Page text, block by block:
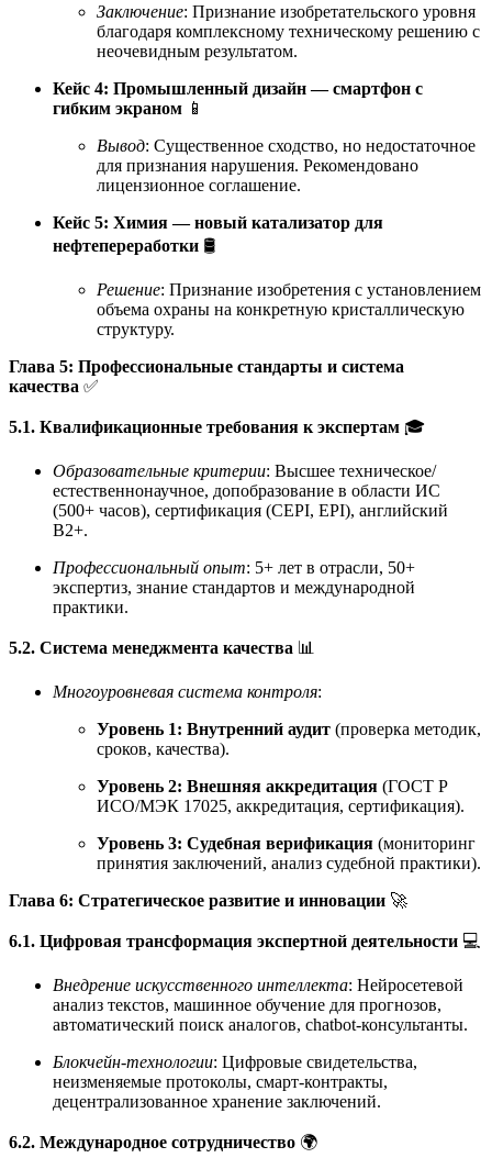
Заключение: Признание изобретательского уровня
благодаря комплексному техническому решению с
неочевидным результатом.
Кейс 4: Промышленный дизайн — смартфон с
гибким экраном 📱
Вывод: Существенное сходство, но недостаточное
для признания нарушения. Рекомендовано
лицензионное соглашение.
Кейс 5: Химия — новый катализатор для
нефтепереработки 🛢️
Решение: Признание изобретения с установлением
объема охраны на конкретную кристаллическую
структуру.
Глава 5: Профессиональные стандарты и система
качества ✅
5.1. Квалификационные требования к экспертам 🎓
Образовательные критерии: Высшее техническое/
естественнонаучное, допобразование в области ИС
(500+ часов), сертификация (CEPI, EPI), английский
B2+.
Профессиональный опыт: 5+ лет в отрасли, 50+
экспертиз, знание стандартов и международной
практики.
5.2. Система менеджмента качества 📊
Многоуровневая система контроля:
Уровень 1: Внутренний аудит (проверка методик,
сроков, качества).
Уровень 2: Внешняя аккредитация (ГОСТ Р
ИСО/МЭК 17025, аккредитация, сертификация).
Уровень 3: Судебная верификация (мониторинг
принятия заключений, анализ судебной практики).
Глава 6: Стратегическое развитие и инновации 🚀
6.1. Цифровая трансформация экспертной деятельности 💻
Внедрение искусственного интеллекта: Нейросетевой
анализ текстов, машинное обучение для прогнозов,
автоматический поиск аналогов, chatbot-консультанты.
Блокчейн-технологии: Цифровые свидетельства,
неизменяемые протоколы, смарт-контракты,
децентрализованное хранение заключений.
6.2. Международное сотрудничество 🌍